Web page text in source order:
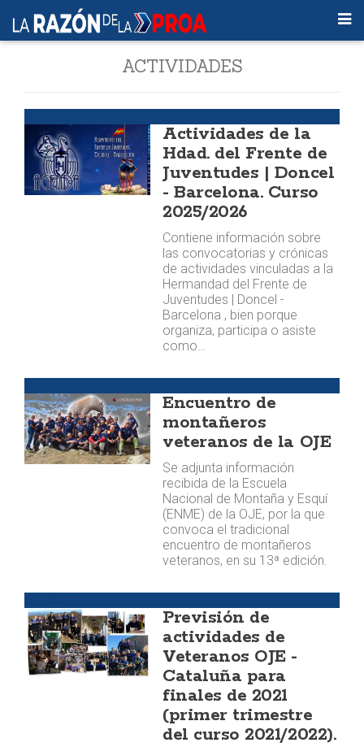
ACTIVIDADES
Actividades de la
Hdad. del Frente de
Juventudes | Doncel
- Barcelona. Curso
2025/2026
Contiene información sobre
las convocatorias y crónicas
de actividades vinculadas a la
Hermandad del Frente de
Juventudes | Doncel -
Barcelona , bien porque
organiza, participa o asiste
como…
Encuentro de
montañeros
veteranos de la OJE
Se adjunta información
recibida de la Escuela
Nacional de Montaña y Esquí
(ENME) de la OJE, por la que
convoca el tradicional
encuentro de montañeros
veteranos, en su 13ª edición.
Previsión de
actividades de
Veteranos OJE -
Cataluña para
finales de 2021
(primer trimestre
del curso 2021/2022).